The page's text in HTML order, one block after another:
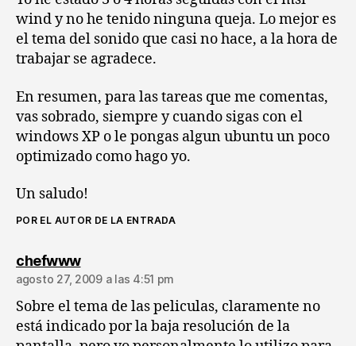
wind y no he tenido ninguna queja. Lo mejor es
el tema del sonido que casi no hace, a la hora de
trabajar se agradece.
En resumen, para las tareas que me comentas,
vas sobrado, siempre y cuando sigas con el
windows XP o le pongas algun ubuntu un poco
optimizado como hago yo.
Un saludo!
POR EL AUTOR DE LA ENTRADA
chefwwwdice:
agosto 27, 2009 a las 4:51 pm
Sobre el tema de las peliculas, claramente no
está indicado por la baja resolución de la